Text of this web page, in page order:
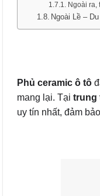
Ngoài ra,
Ngoài Lề –
Phủ ceramic ô tô
mang lại. Tại trung
uy tín nhất, đảm